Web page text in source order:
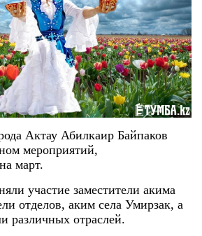
Актау Абилкаир Байпаков
мероприятий,
март.
участие заместители акима
отделов, аким села Умирзак, а
различных отраслей.